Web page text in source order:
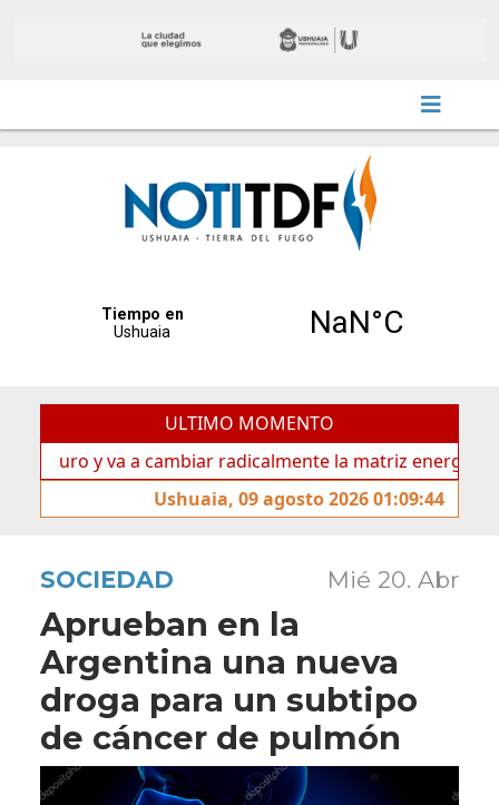
ULTIMO MOMENTO
va a cambiar radicalmente la matriz energética de
Ushuaia, 09 agosto 2026 01:09:44
SOCIEDAD Mié 20. Abr
Aprueban en la
Argentina una nueva
droga para un subtipo
de cáncer de pulmón